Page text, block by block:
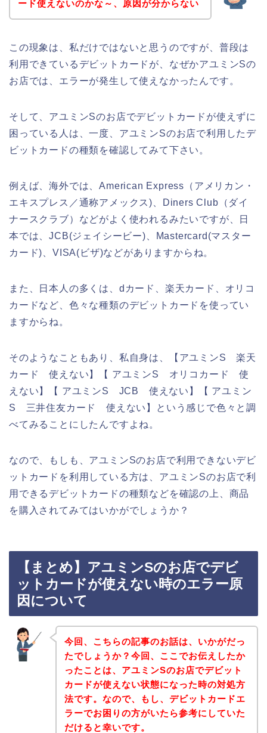
ード使えないのかな～、原因が分からない
この現象は、私だけではないと思うのですが、普段は
利用できているデビットカードが、なぜかアユミンSの
お店では、エラーが発生して使えなかったんです。
そして、アユミンSのお店でデビットカードが使えずに
困っている人は、一度、アユミンSのお店で利用したデ
ビットカードの種類を確認してみて下さい。
例えば、海外では、American Express（アメリカン・
エキスプレス／通称アメックス)、Diners Club（ダイ
ナースクラブ）などがよく使われるみたいですが、日
本では、JCB(ジェイシービー)、Mastercard(マスター
カード)、VISA(ビザ)などがありますからね。
また、日本人の多くは、dカード、楽天カード、オリコ
カードなど、色々な種類のデビットカードを使ってい
ますからね。
そのようなこともあり、私自身は、【アユミンS 楽天
カード 使えない】【 アユミンS オリコカード 使
えない】【 アユミンS JCB 使えない】【 アユミン
S 三井住友カード 使えない】という感じで色々と調
べてみることにしたんですよね。
なので、もしも、アユミンSのお店で利用できないデビ
ットカードを利用している方は、アユミンSのお店で利
用できるデビットカードの種類などを確認の上、商品
を購入されてみてはいかがでしょうか？
【まとめ】アユミンSのお店でデビ
ットカードが使えない時のエラー原
因について
今回、こちらの記事のお話は、いかがだっ
たでしょうか？今回、ここでお伝えしたか
ったことは、アユミンSのお店でデビット
カードが使えない状態になった時の対処方
法です。なので、もし、デビットカードエ
ラーでお困りの方がいたら参考にしていた
だけると幸いです。